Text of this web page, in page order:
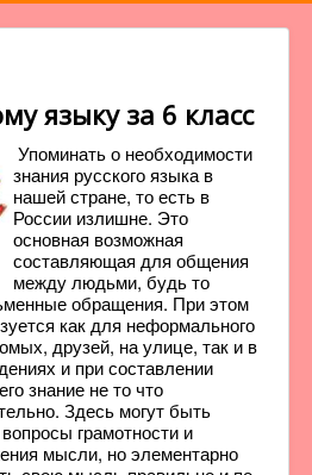
языку за 6 класс
Упоминать о необходимости
знания русского языка в
нашей стране, то есть в
России излишне. Это
основная возможная
составляющая для общения
между людьми, будь то
обращения. При этом
как для неформального
друзей, на улице, так и в
и при составлении
знание не то что
Здесь могут быть
грамотности и
мысли, но элементарно